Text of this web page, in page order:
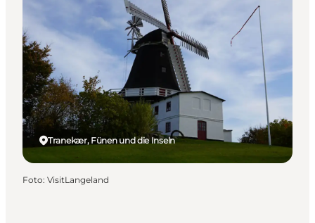
Essen & trinken
Übernachtung
Tranekær, Fünen und die Inseln
Foto: VisitLangeland